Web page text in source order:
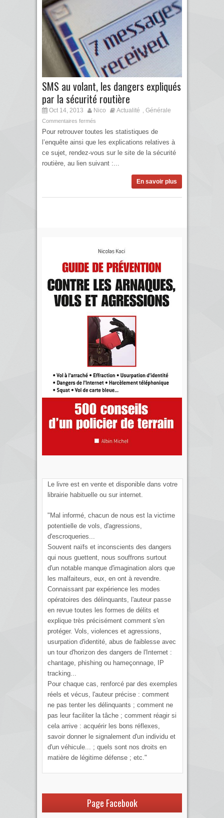
SMS au volant, les dangers expliqués
par la sécurité routière
Oct 14, 2013 Nico Actualité , Générale
Commentaires fermés
Pour retrouver toutes les statistiques de
l’enquête ainsi que les explications relatives à
ce sujet, rendez-vous sur le site de la sécurité
routière, au lien suivant :...
En savoir plus
Le livre est en vente et disponible dans votre
librairie habituelle ou sur internet.
"Mal informé, chacun de nous est la victime
potentielle de vols, d'agressions,
d'escroqueries...
Souvent naïfs et inconscients des dangers
qui nous guettent, nous souffrons surtout
d'un notable manque d'imagination alors que
les malfaiteurs, eux, en ont à revendre.
Connaissant par expérience les modes
opératoires des délinquants, l'auteur passe
en revue toutes les formes de délits et
explique très précisément comment s'en
protéger. Vols, violences et agressions,
usurpation d'identité, abus de faiblesse avec
un tour d'horizon des dangers de l'Internet :
chantage, phishing ou hameçonnage, IP
tracking...
Pour chaque cas, renforcé par des exemples
réels et vécus, l'auteur précise : comment
ne pas tenter les délinquants ; comment ne
pas leur faciliter la tâche ; comment réagir si
cela arrive : acquérir les bons réflexes,
savoir donner le signalement d'un individu et
d'un véhicule... ; quels sont nos droits en
matière de légitime défense ; etc."
Page Facebook